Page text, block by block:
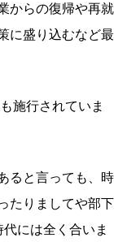
からの復帰や再就
に盛り込むなど最
施行されていま
ると言っても、時
たりましてや部下
には全く合いま